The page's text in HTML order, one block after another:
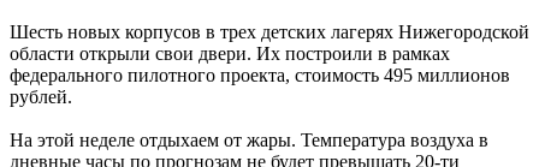
Шесть новых корпусов в трех детских лагерях Нижегородской
области открыли свои двери. Их построили в рамках
федерального пилотного проекта, стоимость 495 миллионов
рублей.
На этой неделе отдыхаем от жары. Температура воздуха в
дневные часы по прогнозам не будет превышать 20-ти